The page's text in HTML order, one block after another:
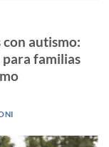
autismo:
familias